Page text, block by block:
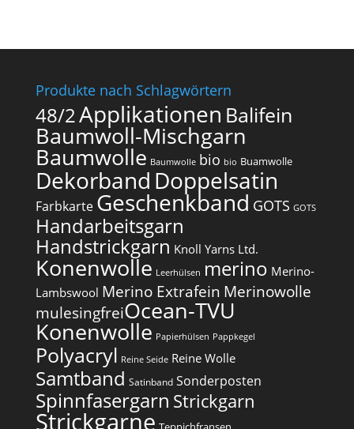
Produkte nach Schlagwörtern
48/2Applikationen Balifein
Baumwoll-Mischgarn
Baumwolle Baumwolle bio bio Buamwolle
Dekorband Doppelsatin
Farbkarte Geschenkband GOTS GOTS
Handarbeitsgarn
Handstrickgarn Knoll Yarns Ltd.
Konenwolle Leerhülsen merino Merino-
Lambswool Merino Extrafein Merinowolle
mulesingfrei​Ocean-TVU
Konenwolle Papierhülsen Pappkegel
Polyacryl Reine Seide Reine Wolle
Samtband Satinband Sonderposten
Spinnfasergarn Strickgarn
Strickgarne